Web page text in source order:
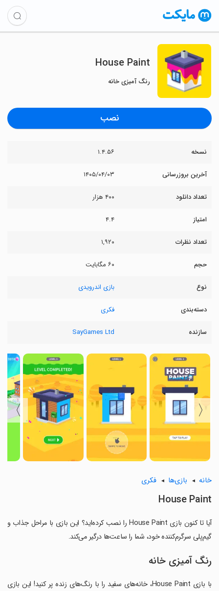
House Paint
رنگ آمیزی خانه
نصب
نسخه ۱.۴.۵۶
آخرین بروزرسانی ۱۴۰۵/۰۴/۰۳
تعداد دانلود ۴۰۰ هزار
امتیاز ۴.۴
تعداد نظرات ۱,۹۲۰
حجم ۶۰ مگابایت
نوع بازی اندرویدی
دسته‌بندی فکری
سازنده SayGames Ltd
〈
〉
خانه بازی‌ها فکری
House Paint
آیا تا کنون بازی House Paint را نصب کرده‌اید؟ این بازی با مراحل جذاب و
گیم‌پلی سرگرم‌کننده خود، شما را ساعت‌ها درگیر می‌کند.
رنگ آمیزی خانه
با بازی House Paint، خانه‌های سفید را با رنگ‌های زنده پر کنید! این بازی